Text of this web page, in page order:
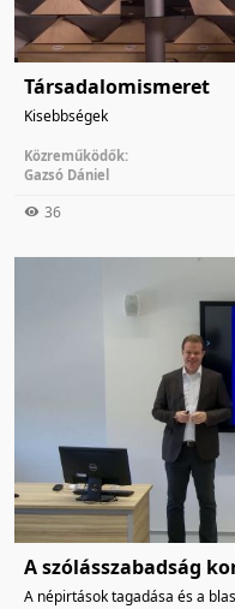
Társadalomismeret
Kisebbségek
Közreműködők:
Gazsó Dániel
36
A szólásszabadság
A népirtások tagadása és a